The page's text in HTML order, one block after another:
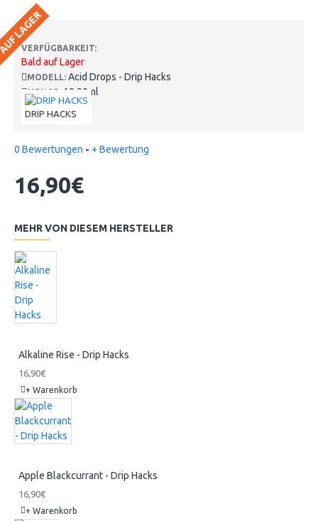
LAGER
VERFÜGBARKEIT:
Bald auf Lager
MODELL: Acid Drops - Drip Hacks
MENGE: 10.00ml
DRIP HACKS
0 Bewertungen - + Bewertung
16,90€
MEHR VON DIESEM HERSTELLER
Alkaline Rise - Drip Hacks
16,90€
+ Warenkorb
Apple Blackcurrant - Drip Hacks
16,90€
+ Warenkorb